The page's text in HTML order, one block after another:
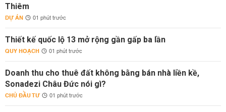
Thiêm
DỰ ÁN 01 phút trước
Thiết kế quốc lộ 13 mở rộng gần gấp ba lần
QUY HOẠCH 01 phút trước
Doanh thu cho thuê đất không bằng bán nhà liền kề,
Sonadezi Châu Đức nói gì?
CHỦ ĐẦU TƯ 01 phút trước